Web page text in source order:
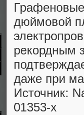
дюймовой
рекордным
даже при
Источник:
01353-x